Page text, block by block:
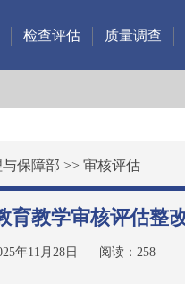
检查评估 质量调查
保障部 >> 审核评估
育教学审核评估整
年11月28日 阅读： 258